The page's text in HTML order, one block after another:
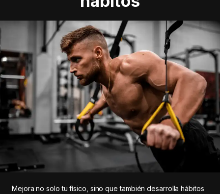
Mejora no solo tu físico, sino que también desarrolla hábitos